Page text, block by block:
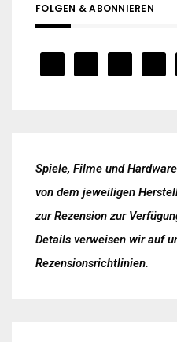
FOLGEN & ABONNIEREN
Spiele, Filme und
von dem jeweiligen
zur Rezension zur
Details verweisen wir auf
Rezensionsrichtlinien.